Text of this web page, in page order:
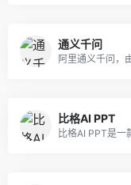
通义千问
比格AI PPT